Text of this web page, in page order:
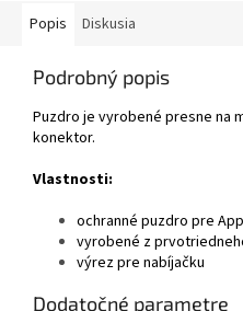
Popis Diskusia
Podrobný popis
Puzdro je vyrobené presne na
konektor.
Vlastnosti:
ochranné puzdro pre
vyrobené z
výrez pre nabíjačku
Dodatočné parametre